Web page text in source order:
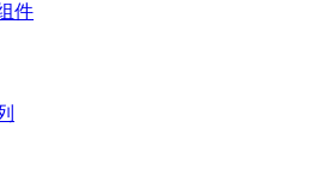
件